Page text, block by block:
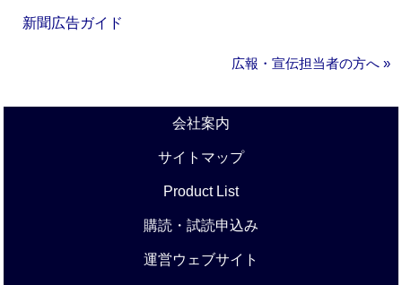
新聞広告ガイド
広報・宣伝担当者の方へ »
会社案内
サイトマップ
Product List
購読・試読申込み
運営ウェブサイト